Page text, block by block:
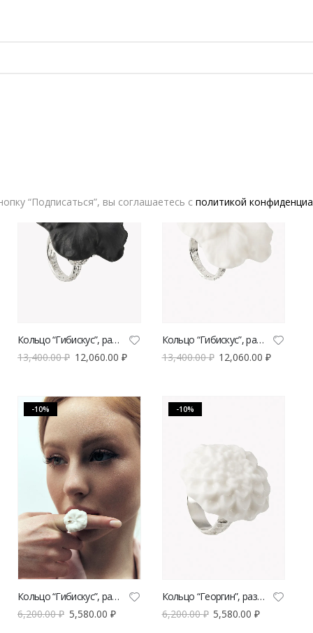
Кольцо “Гибискус”, размер XL
13,400.00₽ 12,060.00 ₽
Кольцо “Гибискус”, размер XL
13,400.00₽ 12,060.00₽
-10%
Кольцо “Гибискус”, размер L
6,200.00₽ 5,580.00 ₽
-10%
Кольцо “Георгин”, размер L
6,200.00₽ 5,580.00₽
“Подписаться”, вы соглашаетесь с политикой